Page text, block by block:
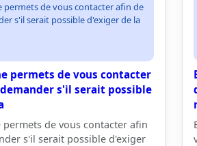
permets de vous contacter afin de
s'il serait possible d'exiger de la
permets de vous contacter
s'il serait possible
permets de vous contacter afin
s'il serait possible d'exiger